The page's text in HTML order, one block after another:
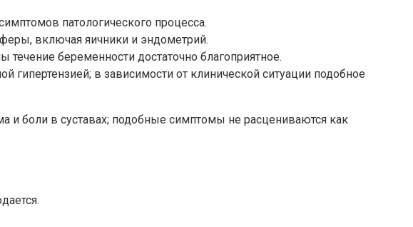
патологического процесса.
включая яичники и эндометрий.
беременности достаточно благоприятное.
гипертензией; в зависимости от клинической ситуации подобное
боли в суставах; подобные симптомы не расцениваются как